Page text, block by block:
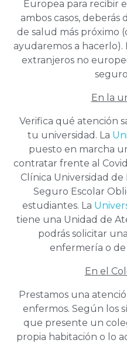
Europea para recibir
ambos casos,
de salud más próximo
ayudaremos a hacerlo).
extranjeros no
En la
Verifica qué atención
tu universidad. La
puesto en marcha
contratar frente al
Clínica Universidad
Seguro Escolar
estudiantes. La
tiene una Unidad de
podrás solicitar
enfermería o de
En el
Prestamos una
enfermos. Según los
que presente un
propia habitación o lo